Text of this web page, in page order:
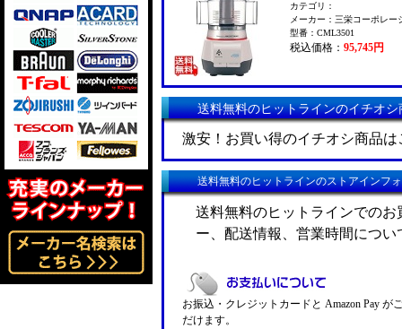
カテゴリ：
メーカー：三栄コーポレー
型番：CML3501
税込価格： 95,745円
送料無料のヒットラインのイチオシ
激安！お買い得のイチオシ商品
送料無料のヒットラインのストアインフ
送料無料のヒットラインでの
ー、配送情報、営業時間につ
お振込・クレジットカードと Amazon Pay が
だけます。